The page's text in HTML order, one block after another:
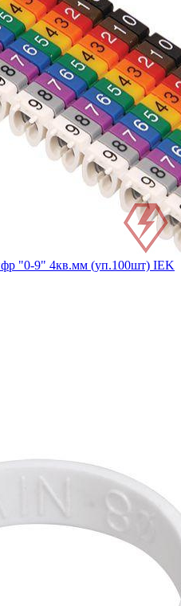
"0-9" 4кв.мм (уп.100шт) IEK